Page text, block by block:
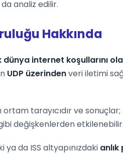
da analiz edilir.
Hakkında
dünya internet koşullarını
UDP üzerindenveri iletimi
ortam tarayıcıdır ve
değişkenlerden etkilenebilir.
ya da ISS altyapınızdaki